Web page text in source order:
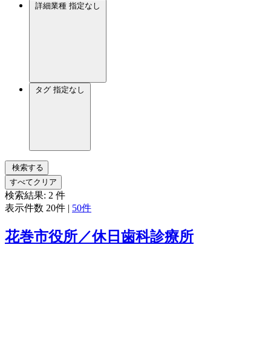
詳細業種 指定なし
タグ 指定なし
検索する
すべてクリア
検索結果: 2 件
表示件数 20件 | 50件
花巻市役所／休日歯科診療所